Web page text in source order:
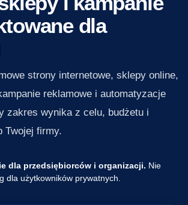
dla
strony internetowe, sklepy online,
reklamowe i automatyzacje
zakres wynika z celu, budżetu i
Twojej firmy.
dla przedsiębiorców i organizacji. Nie
dla użytkowników prywatnych.